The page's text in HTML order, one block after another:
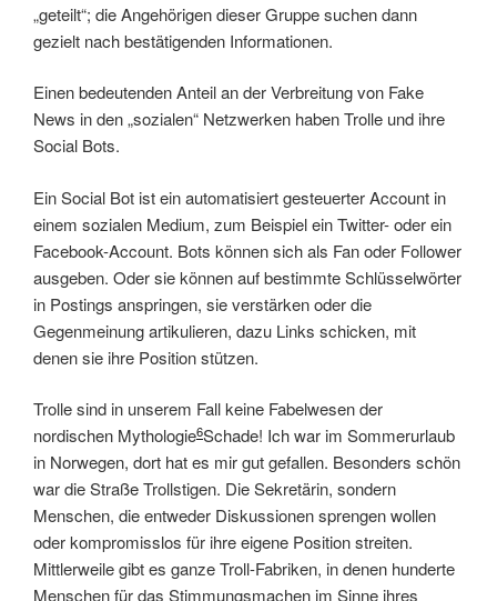
„geteilt“; die Angehörigen dieser Gruppe suchen dann
gezielt nach bestätigenden Informationen.
Einen bedeutenden Anteil an der Verbreitung von Fake
News in den „sozialen“ Netzwerken haben Trolle und ihre
Social Bots.
Ein Social Bot ist ein automatisiert gesteuerter Account in
einem sozialen Medium, zum Beispiel ein Twitter- oder ein
Facebook-Account. Bots können sich als Fan oder Follower
ausgeben. Oder sie können auf bestimmte Schlüsselwörter
in Postings anspringen, sie verstärken oder die
Gegenmeinung artikulieren, dazu Links schicken, mit
denen sie ihre Position stützen.
Trolle sind in unserem Fall keine Fabelwesen der
nordischen Mythologie6Schade! Ich war im Sommerurlaub
in Norwegen, dort hat es mir gut gefallen. Besonders schön
war die Straße Trollstigen. Die Sekretärin, sondern
Menschen, die entweder Diskussionen sprengen wollen
oder kompromisslos für ihre eigene Position streiten.
Mittlerweile gibt es ganze Troll-Fabriken, in denen hunderte
Menschen für das Stimmungsmachen im Sinne ihres